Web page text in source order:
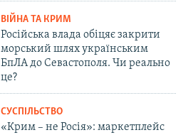
ВІЙНА ТА КРИМ
Російська влада обіцяє закрити
морський шлях українським
БпЛА до Севастополя. Чи реально
це?
СУСПІЛЬСТВО
«Крим – не Росія»: маркетплейс